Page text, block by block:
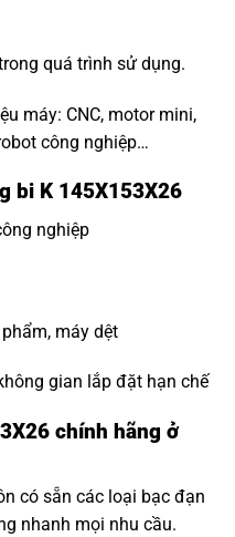
quá trình sử dụng.
máy: CNC, motor mini,
công nghiệp…
bi K 145X153X26
nghiệp
máy dệt
gian lắp đặt hạn chế
chính hãng ở
có sẵn các loại bạc đạn
nhanh mọi nhu cầu.